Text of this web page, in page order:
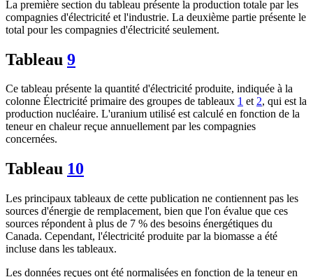
La première section du tableau présente la production totale par les
compagnies d'électricité et l'industrie. La deuxième partie présente le
total pour les compagnies d'électricité seulement.
Tableau 9
Ce tableau présente la quantité d'électricité produite, indiquée à la
colonne Électricité primaire des groupes de tableaux 1 et2, qui est la
production nucléaire. L'uranium utilisé est calculé en fonction de la
teneur en chaleur reçue annuellement par les compagnies
concernées.
Tableau 10
Les principaux tableaux de cette publication ne contiennent pas les
sources d'énergie de remplacement, bien que l'on évalue que ces
sources répondent à plus de 7 % des besoins énergétiques du
Canada. Cependant, l'électricité produite par la biomasse a été
incluse dans les tableaux.
Les données reçues ont été normalisées en fonction de la teneur en